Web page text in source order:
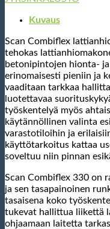
määrä
Kuvaus
Scan Combiflex
tehokas
betonipintojen hionta-
erinomaisesti pieniin ja
vaaditaan tarkkaa
luotettavaa
työskentelyä myös
käytännöllinen valinta
varastotiloihin ja
käyttötarkoitus kattaa
soveltuu niin pinnan
Scan Combiflex 330 on
ja sen tasapainoinen
tasaisena koko
tukevat hallittua liikettä
ohjaamaan laitetta